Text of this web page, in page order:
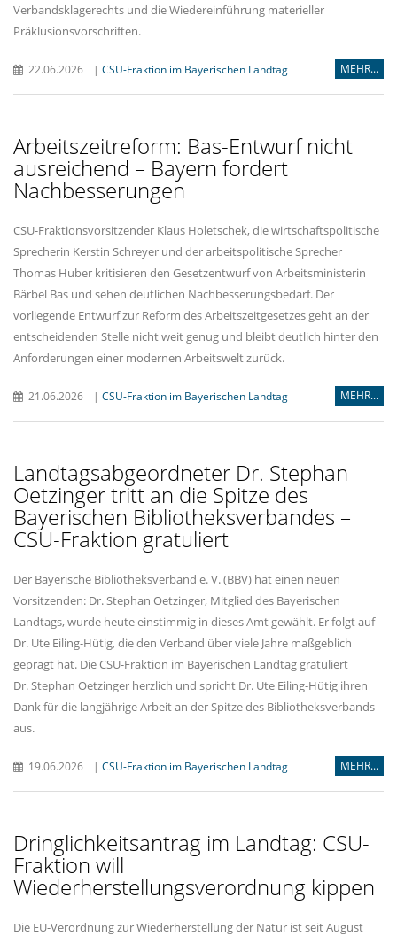
Verbandsklagerechts und die Wiedereinführung materieller
Präklusionsvorschriften.
22.06.2026 | CSU-Fraktion im Bayerischen Landtag MEHR...
Arbeitszeitreform: Bas-Entwurf nicht
ausreichend – Bayern fordert
Nachbesserungen
CSU-Fraktionsvorsitzender Klaus Holetschek, die wirtschaftspolitische
Sprecherin Kerstin Schreyer und der arbeitspolitische Sprecher
Thomas Huber kritisieren den Gesetzentwurf von Arbeitsministerin
Bärbel Bas und sehen deutlichen Nachbesserungsbedarf. Der
vorliegende Entwurf zur Reform des Arbeitszeitgesetzes geht an der
entscheidenden Stelle nicht weit genug und bleibt deutlich hinter den
Anforderungen einer modernen Arbeitswelt zurück.
21.06.2026 | CSU-Fraktion im Bayerischen Landtag MEHR...
Landtagsabgeordneter Dr. Stephan
Oetzinger tritt an die Spitze des
Bayerischen Bibliotheksverbandes –
CSU-Fraktion gratuliert
Der Bayerische Bibliotheksverband e. V. (BBV) hat einen neuen
Vorsitzenden: Dr. Stephan Oetzinger, Mitglied des Bayerischen
Landtags, wurde heute einstimmig in dieses Amt gewählt. Er folgt auf
Dr. Ute Eiling-Hütig, die den Verband über viele Jahre maßgeblich
geprägt hat. Die CSU-Fraktion im Bayerischen Landtag gratuliert
Dr. Stephan Oetzinger herzlich und spricht Dr. Ute Eiling-Hütig ihren
Dank für die langjährige Arbeit an der Spitze des Bibliotheksverbands
aus.
19.06.2026 | CSU-Fraktion im Bayerischen Landtag MEHR...
Dringlichkeitsantrag im Landtag: CSU-
Fraktion will
Wiederherstellungsverordnung kippen
Die EU-Verordnung zur Wiederherstellung der Natur ist seit August